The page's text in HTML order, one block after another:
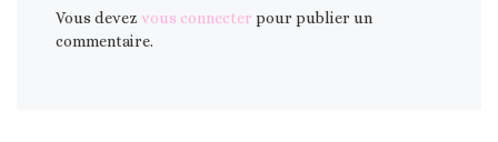
Vous devezvous connecter pour publier un
commentaire.